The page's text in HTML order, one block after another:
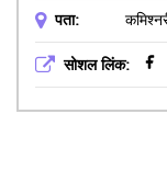
पता:
सोशल लिंक: